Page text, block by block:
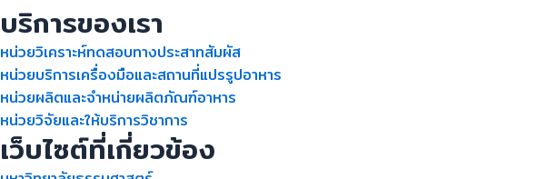
บริการของเรา
หน่วยวิเคราะห์ทดสอบทางประสาทสัมผัส
หน่วยบริการเครื่องมือและสถานที่แปรรูปอาหาร
หน่วยผลิตและจำหน่ายผลิตภัณฑ์อาหาร
หน่วยวิจัยและให้บริการวิชาการ
เว็บไซต์ที่เกี่ยวข้อง